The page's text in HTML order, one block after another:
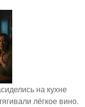
на кухне
лёгкое вино.